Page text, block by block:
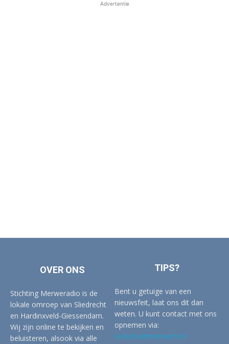
Advertentie
OVER ONS
Stichting Merweradio is de
lokale omroep van Sliedrecht
en Hardinxveld-Giessendam.
Wij zijn online te bekijken en
beluisteren, alsook via alle
TIPS?
Bent u getuige van een
nieuwsfeit, laat ons dit dan
weten. U kunt contact met ons
opnemen via:
redactie@merwertv.nl